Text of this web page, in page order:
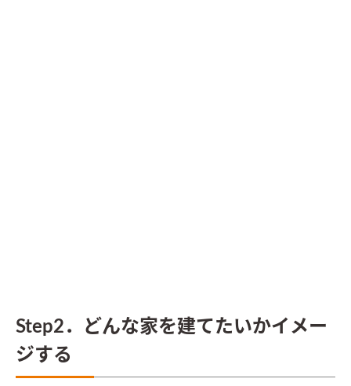
Step2．どんな家を建てたいかイメー
ジする